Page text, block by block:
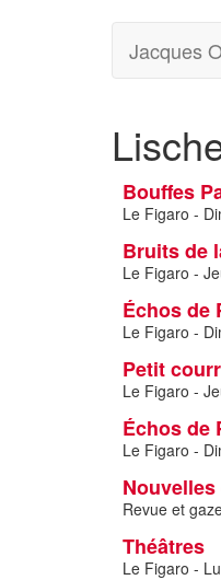
Jacques
Bouffes
Le Figaro -
Bruits de
Le Figaro -
Échos de
Le Figaro -
Petit
Le Figaro -
Échos de
Le Figaro -
Revue et
Théâtres
Le Figaro -